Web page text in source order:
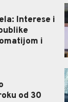
Interese i
i
od 30